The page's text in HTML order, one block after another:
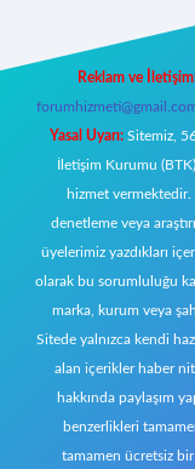
Reklam ve
Yasal Uyarı: Sitemiz,
İletişim Kurumu
hizmet
denetleme veya
üyelerimiz yazdıkları
olarak bu sorumluluğu
marka, kurum veya
Sitede yalnızca kendi
alan içerikler haber
hakkında paylaşım
benzerlikleri
tamamen ücretsiz